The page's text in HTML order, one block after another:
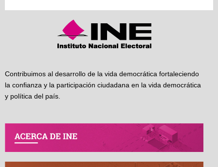
Contribuimos al desarrollo de la vida democrática fortaleciendo
la confianza y la participación ciudadana en la vida democrática
y política del país.